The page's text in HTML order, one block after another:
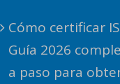
Cómo certificar
Guía 2026
a paso para